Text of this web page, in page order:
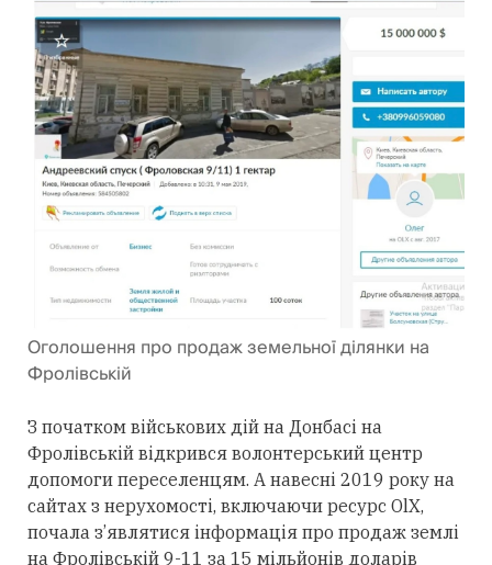
Оголошення про продаж земельної ділянки на
Фролівській
З початком військових дій на Донбасі на
Фролівській відкрився волонтерський центр
допомоги переселенцям. А навесні 2019 року на
сайтах з нерухомості, включаючи ресурс OlX,
почала з’являтися інформація про продаж землі
на Фролівській 9-11 за 15 мільйонів доларів